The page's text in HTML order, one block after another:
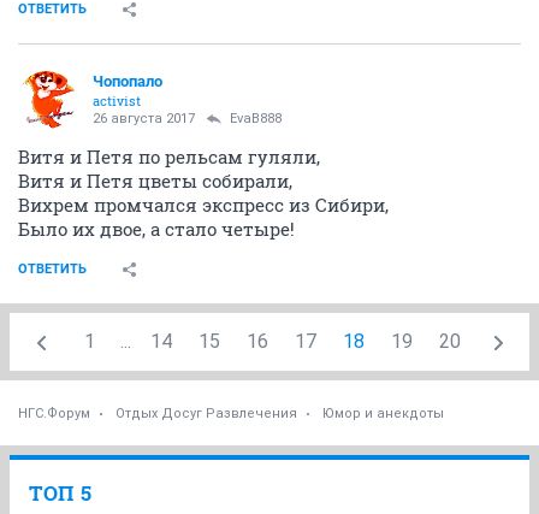
ОТВЕТИТЬ
Чопопало
activist
26 августа 2017 EvaB888
Витя и Петя по рельсам гуляли,
Витя и Петя цветы собирали,
Вихрем промчался экспресс из Сибири,
Было их двое, а стало четыре!
ОТВЕТИТЬ
1 ... 14 15 16 17 18 19 20
НГС.Форум Отдых Досуг Развлечения Юмор и анекдоты
ТОП 5